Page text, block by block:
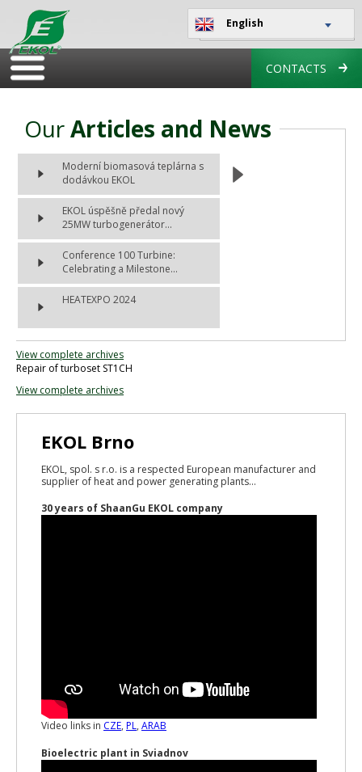
English
CONTACTS
OurArticles and News
Moderní biomasová teplárna s
dodávkou EKOL
EKOL úspěšně předal nový
25MW turbogenerátor...
Conference 100 Turbine:
Celebrating a Milestone...
HEATEXPO 2024
View complete archives
Repair of turboset ST1CH
View complete archives
EKOL Brno
EKOL, spol. s r.o. is a respected European manufacturer and
supplier of heat and power generating plants...
30 years of ShaanGu EKOL company
Video links in CZE, PL, ARAB
Bioelectric plant in Sviadnov